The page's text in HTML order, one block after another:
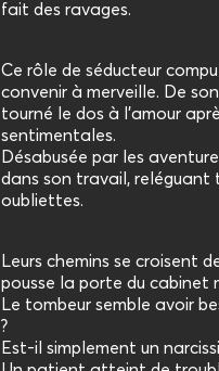
fait des ravages.
Ce rôle de séducteur
convenir à merveille. De
tourné le dos à l'amour
sentimentales.
Désabusée par les
dans son travail, reléguant
oubliettes.
Leurs chemins se croisent
pousse la porte du cabinet
Le tombeur semble avoir
?
Est-il simplement un